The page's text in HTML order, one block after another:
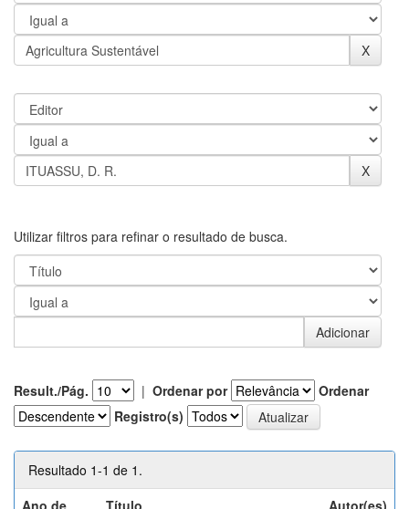
Utilizar filtros para refinar o resultado de busca.
Result./Pág. | Ordenar por
Ordenar
Registro(s)
Resultado 1-1 de 1.
Ano de
Título Autor(es)